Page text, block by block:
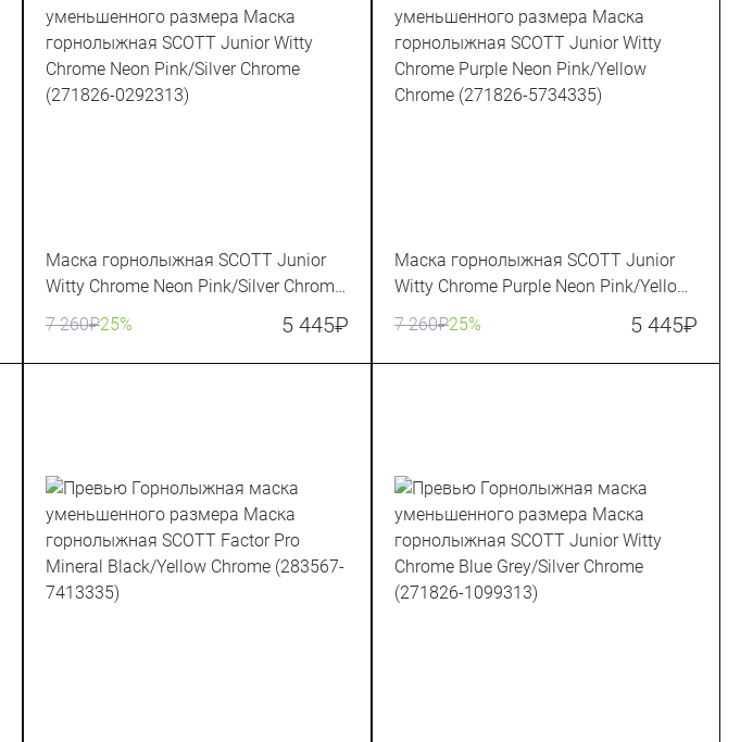
Маска горнолыжная SCOTT Junior
Witty Chrome Neon Pink/Silver Chrome
(271826-0292313)
7 260₽25% 5 445₽
Маска горнолыжная SCOTT Junior
Witty Chrome Purple Neon Pink/Yellow
Chrome (271826-5734335)
7 260₽25% 5 445₽